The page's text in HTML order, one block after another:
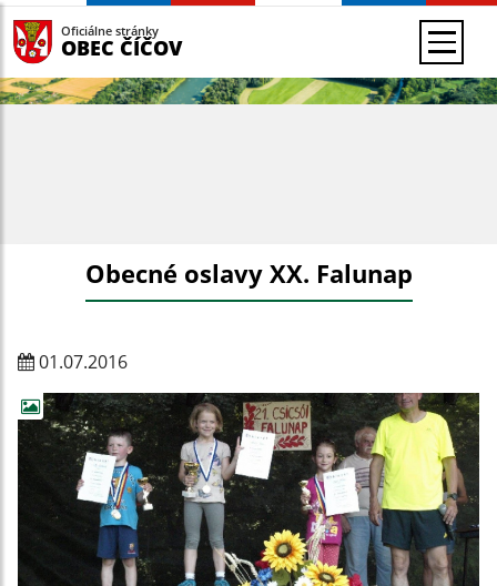
Oficiálne stránky
OBEC ČÍČOV
Obecné oslavy XX. Falunap
01.07.2016